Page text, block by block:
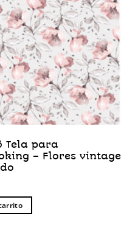
Tela para
– Flores vintage